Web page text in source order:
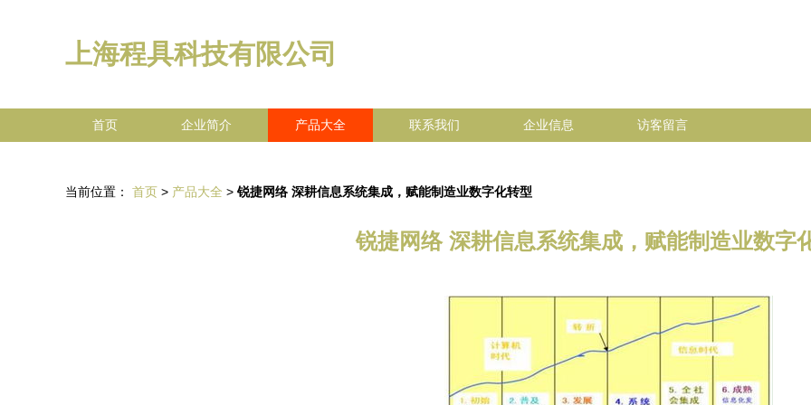
上海程具科技有限公司
首页 企业简介 产品大全 联系我们 企业信息 访客留言
当前位置： 首页 > 产品大全 > 锐捷网络 深耕信息系统集成，赋能制造业数字化转型
锐捷网络 深耕信息系统集成，赋能制造业数字